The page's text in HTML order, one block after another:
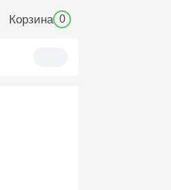
Корзина 0